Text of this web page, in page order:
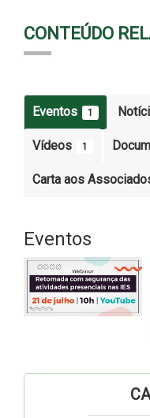
CONTEÚDO
Eventos 1
Vídeos 1
Carta aos
Eventos